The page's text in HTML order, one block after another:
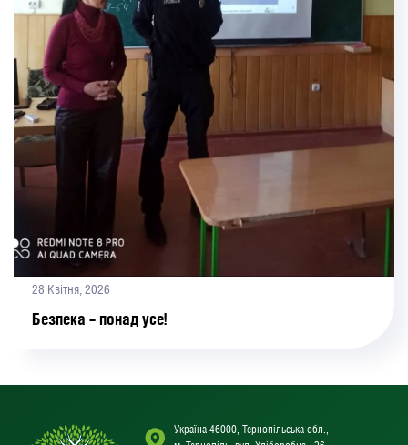
28 Квітня, 2026
Безпека – понад усе!
Україна 46000, Тернопільська обл.,